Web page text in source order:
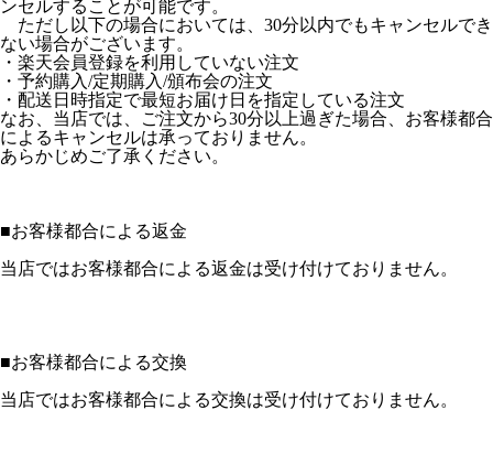
ンセルすることが可能です。
ただし以下の場合においては、30分以内でもキャンセルでき
ない場合がございます。
・楽天会員登録を利用していない注文
・予約購入/定期購入/頒布会の注文
・配送日時指定で最短お届け日を指定している注文
なお、当店では、ご注文から30分以上過ぎた場合、お客様都合
によるキャンセルは承っておりません。
あらかじめご了承ください。
■お客様都合による返金
当店ではお客様都合による返金は受け付けておりません。
■お客様都合による交換
当店ではお客様都合による交換は受け付けておりません。